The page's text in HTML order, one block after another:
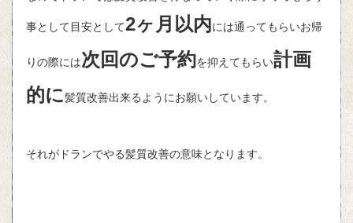
事として目安として2ヶ月以内には通ってもらいお帰
りの際には次回のご予約を抑えてもらい計画
的に髪質改善出来るようにお願いしています。
それがドランでやる髪質改善の意味となります。